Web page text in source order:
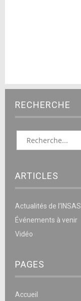
RECHERCHE
ARTICLES
Actualités de l’INSAS
Événements à venir
Vidéo
PAGES
Accueil